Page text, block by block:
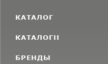
КАТАЛОГ
КАТАЛОГИ
БРЕНДЫ